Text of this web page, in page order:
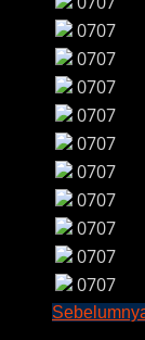
0707
0707
0707
0707
0707
0707
0707
0707
0707
0707